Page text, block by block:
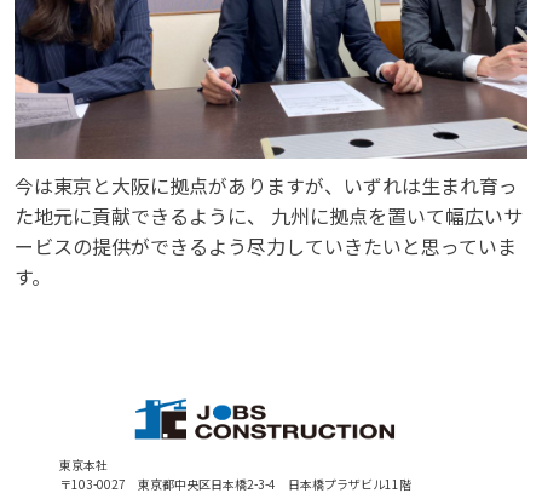
今は東京と大阪に拠点がありますが、いずれは生まれ育っ
た地元に貢献できるように、 九州に拠点を置いて幅広いサ
ービスの提供ができるよう尽力していきたいと思っていま
す。
東京本社
〒103-0027 東京都中央区日本橋2-3-4 日本橋プラザビル11階